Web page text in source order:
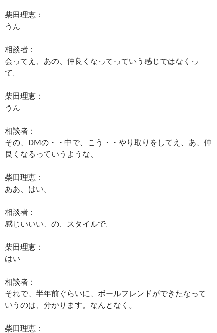
柴田理恵：
うん
相談者：
会ってえ、あの、仲良くなってっていう感じではなくっ
て。
柴田理恵：
うん
相談者：
その、DMの・・中で、こう・・やり取りをしてえ、あ、仲
良くなるっていうような、
柴田理恵：
ああ、はい。
相談者：
感じいいい、の、スタイルで。
柴田理恵：
はい
相談者：
それで、半年前ぐらいに、ボールフレンドができたなって
いうのは、分かります。なんとなく。
柴田理恵：